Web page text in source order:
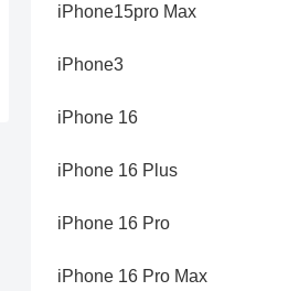
iPhone15pro Max
iPhone3
iPhone 16
iPhone 16 Plus
iPhone 16 Pro
iPhone 16 Pro Max